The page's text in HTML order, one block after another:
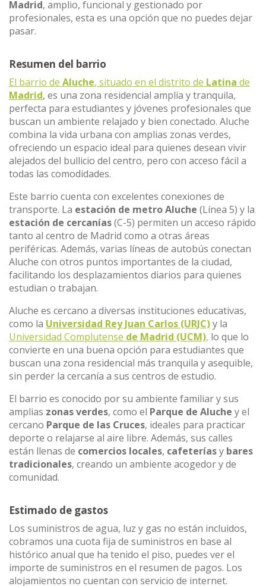
Madrid, amplio, funcional y gestionado por
profesionales, esta es una opción que no puedes dejar
pasar.
Resumen del barrio
El barrio de Aluche, situado en el distrito de Latina de
Madrid, es una zona residencial amplia y tranquila,
perfecta para estudiantes y jóvenes profesionales que
buscan un ambiente relajado y bien conectado. Aluche
combina la vida urbana con amplias zonas verdes,
ofreciendo un espacio ideal para quienes desean vivir
alejados del bullicio del centro, pero con acceso fácil a
todas las comodidades.
Este barrio cuenta con excelentes conexiones de
transporte. La estación de metro Aluche (Línea 5) y la
estación de cercanías(C-5) permiten un acceso rápido
tanto al centro de Madrid como a otras áreas
periféricas. Además, varias líneas de autobús conectan
Aluche con otros puntos importantes de la ciudad,
facilitando los desplazamientos diarios para quienes
estudian o trabajan.
Aluche es cercano a diversas instituciones educativas,
como la Universidad Rey Juan Carlos (URJC)y la
Universidad Complutense de Madrid (UCM), lo que lo
convierte en una buena opción para estudiantes que
buscan una zona residencial más tranquila y asequible,
sin perder la cercanía a sus centros de estudio.
El barrio es conocido por su ambiente familiar y sus
amplias zonas verdes, como el Parque de Aluche y el
cercano Parque de las Cruces, ideales para practicar
deporte o relajarse al aire libre. Además, sus calles
están llenas de comercios locales, cafeteríasy bares
tradicionales, creando un ambiente acogedor y de
comunidad.
Estimado de gastos
Los suministros de agua, luz y gas no están incluidos,
cobramos una cuota fija de suministros en base al
histórico anual que ha tenido el piso, puedes ver el
importe de suministros en el resumen de pagos. Los
alojamientos no cuentan con servicio de internet.